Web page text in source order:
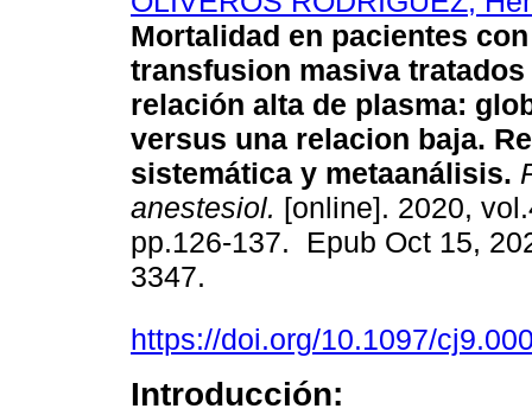
Mortalidad en pacientes
transfusion masiva tratados
relación alta de plasma:
versus una relacion baja.
sistemática y metaanálisis.
anestesiol. [online]. 2020,
pp.126-137. Epub Oct 15,
3347.
https://doi.org/10.1097/
Introducción: